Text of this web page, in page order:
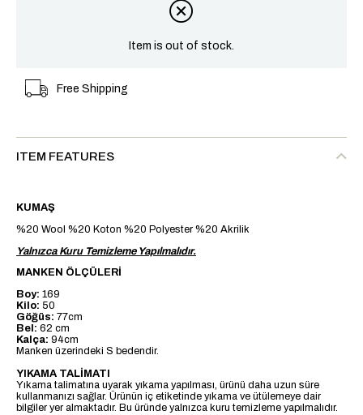
Item is out of stock.
Free Shipping
ITEM FEATURES
KUMAŞ
%20 Wool %20 Koton %20 Polyester %20 Akrilik
Yalnızca Kuru Temizleme Yapılmalıdır.
MANKEN ÖLÇÜLERİ
Boy: 169
Kilo: 50
Göğüs: 77cm
Bel: 62 cm
Kalça: 94cm
Manken üzerindeki S bedendir.
YIKAMA TALİMATI
Yıkama talimatına uyarak yıkama yapılması, ürünü daha uzun süre
kullanmanızı sağlar. Ürünün iç etiketinde yıkama ve ütülemeye dair
bilgiler yer almaktadır. Bu üründe yalnızca kuru temizleme yapılmalıdır.